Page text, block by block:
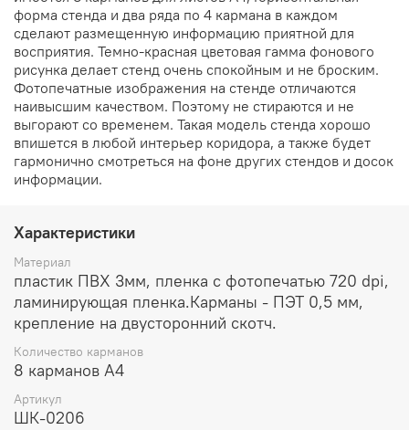
форма стенда и два ряда по 4 кармана в каждом
сделают размещенную информацию приятной для
восприятия. Темно-красная цветовая гамма фонового
рисунка делает стенд очень спокойным и не броским.
Фотопечатные изображения на стенде отличаются
наивысшим качеством. Поэтому не стираются и не
выгорают со временем. Такая модель стенда хорошо
впишется в любой интерьер коридора, а также будет
гармонично смотреться на фоне других стендов и досок
информации.
Характеристики
Материал
пластик ПВХ 3мм, пленка с фотопечатью 720 dpi,
ламинирующая пленка.Карманы - ПЭТ 0,5 мм,
крепление на двусторонний скотч.
Количество карманов
8 карманов А4
Артикул
ШК-0206